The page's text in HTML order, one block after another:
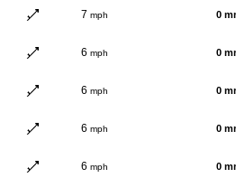
7 mph 0
6 mph 0
6 mph 0
6 mph 0
6 mph 0